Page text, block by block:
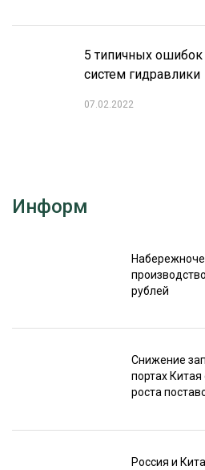
СУШКА ДРЕВЕСИНЫ
МЕБЕЛЬНОЕ ПРОИЗВОДСТВО
5 типичных ошибок
систем гидравлики
07.02.2022
Информ
рублей
Снижение
портах
роста
Россия и